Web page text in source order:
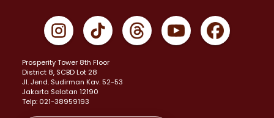
Properti Dijual di Gambir >
Properti Dijual di Johar Baru >
Properti Dijual di Menteng >
Properti Dijual di Senen >
Properti Dijual di Tanah Abang >
Properti Dijual di Cikini >
Prosperity Tower 8th Floor
District 8, SCBD Lot 28
JI. Jend. Sudirman Kav. 52-53
Jakarta Selatan 12190
Telp: 021-38959193